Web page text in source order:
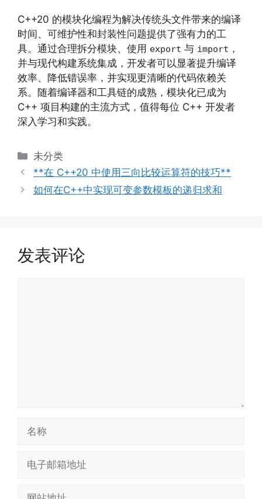
C++20 的模块化编程为解决传统头文件带来的编译
时间、可维护性和封装性问题提供了强有力的工
具。通过合理拆分模块、使用 export 与 import ，
并与现代构建系统集成，开发者可以显著提升编译
效率、降低错误率，并实现更清晰的代码依赖关
系。随着编译器和工具链的成熟，模块化已成为
C++ 项目构建的主流方式，值得每位 C++ 开发者
深入学习和实践。
分
类
未分类
**在 C++20 中使用三向比较运算符的技巧**
如何在C++中实现可变参数模板的递归求和
发表评论